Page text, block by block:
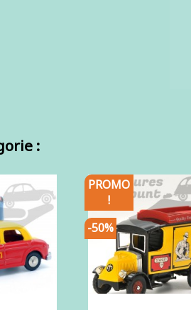
:
PROMO
!
-50%